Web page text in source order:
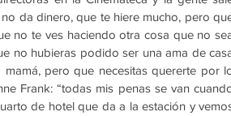
da dinero, que te hiere mucho, pero
no te ves haciendo otra cosa que no
no hubieras podido ser una ama de
pero que necesitas quererte por
Frank: “todas mis penas se van
de hotel que da a la estación y